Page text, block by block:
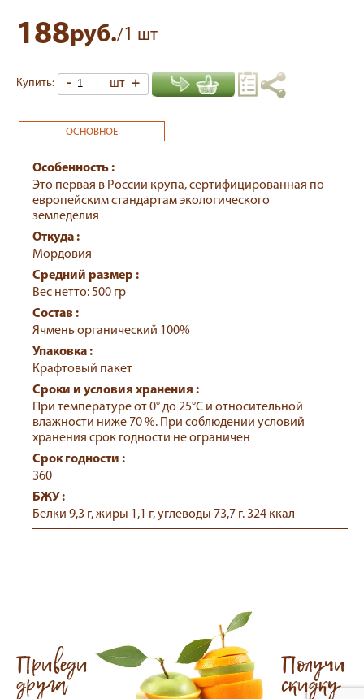
188руб./1 шт
Купить: - шт +
ОСНОВНОЕ
Особенность :
Это первая в России крупа, сертифицированная по
европейским стандартам экологического
земледелия
Откуда :
Мордовия
Средний размер :
Вес нетто: 500 гр
Состав :
Ячмень органический 100%
Упаковка :
Крафтовый пакет
Сроки и условия хранения :
При температуре от 0° до 25°С и относительной
влажности ниже 70 %. При соблюдении условий
хранения срок годности не ограничен
Срок годности :
360
БЖУ :
Белки 9,3 г, жиры 1,1 г, углеводы 73,7 г. 324 ккал
Приведи
друга
Получи
скидку